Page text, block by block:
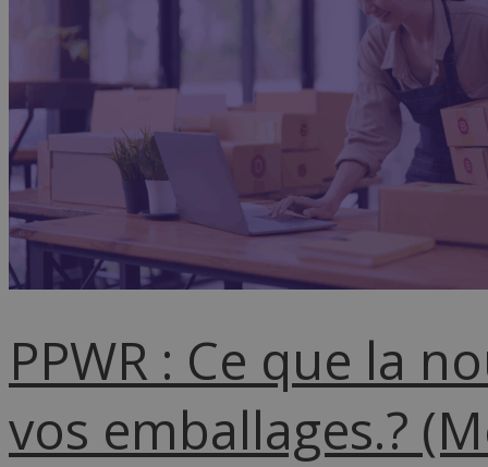
PPWR : Ce que la
vos emballages.?